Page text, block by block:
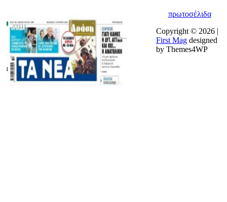
πρωτοσέλιδα
Copyright © 2026 |
First Mag designed
by Themes4WP